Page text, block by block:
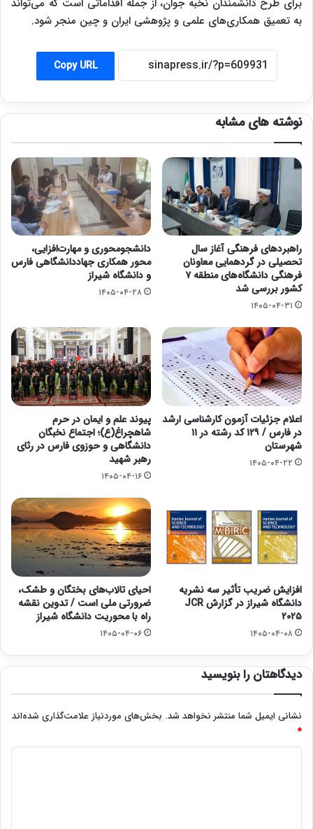
به تعمیق همکاری‌های علمی و پژوهشی ایران و چین منجر شود.
Copy URL
نوشته های مشابه
راهبردهای فرهنگی آغاز سال
تحصیلی در گردهمایی معاونان
فرهنگی دانشگاه‌های منطقه ۷
کشور بررسی شد
۱۴۰۵-۰۴-۳۱
دانشجومحوری و مهارت‌افزایی،
محور همکاری جهاددانشگاهی فارس
و دانشگاه شیراز
۱۴۰۵-۰۴-۲۸
اعلام جزئیات آزمون کارشناسی ارشد
در فارس / ۱۲۹ کد رشته در ۱۱
شهرستان
۱۴۰۵-۰۴-۲۲
پیوند علم و ایمان در حرم
شاهچراغ(ع)؛ اجتماع نخبگان
دانشگاهی و حوزوی فارس در رثای
رهبر شهید
۱۴۰۵-۰۴-۱۶
افزایش ضریب تأثیر سه نشریه
دانشگاه شیراز در گزارش JCR
۲۰۲۵
۱۴۰۵-۰۴-۰۸
احیای تالاب‌های بختگان و طشک،
ضرورتی ملی است / تدوین نقشه
راه با محوریت دانشگاه شیراز
۱۴۰۵-۰۴-۰۶
دیدگاهتان را بنویسید
نشانی ایمیل شما منتشر نخواهد شد. بخش‌های موردنیاز علامت‌گذاری شده‌اند
*